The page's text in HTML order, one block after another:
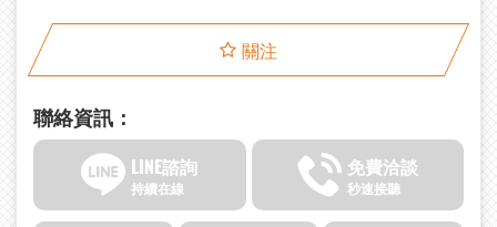
關注
聯絡資訊：
LINE諮詢
持續在線
免費洽談
秒速接聽